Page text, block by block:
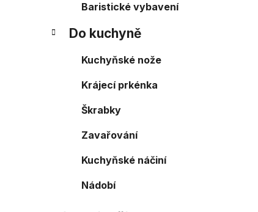
Baristické vybavení
Do kuchyně
Kuchyňské nože
Krájecí prkénka
Škrabky
Zavařování
Kuchyňské náčiní
Nádobí